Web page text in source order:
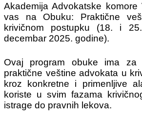
Akademija Advokatske komore
vas na Obuku: Praktične
krivičnom postupku (18. i
decembar 2025. godine).
Ovaj program obuke ima za
praktične veštine advokata u
kroz konkretne i primenljive
koriste u svim fazama
istrage do pravnih lekova.